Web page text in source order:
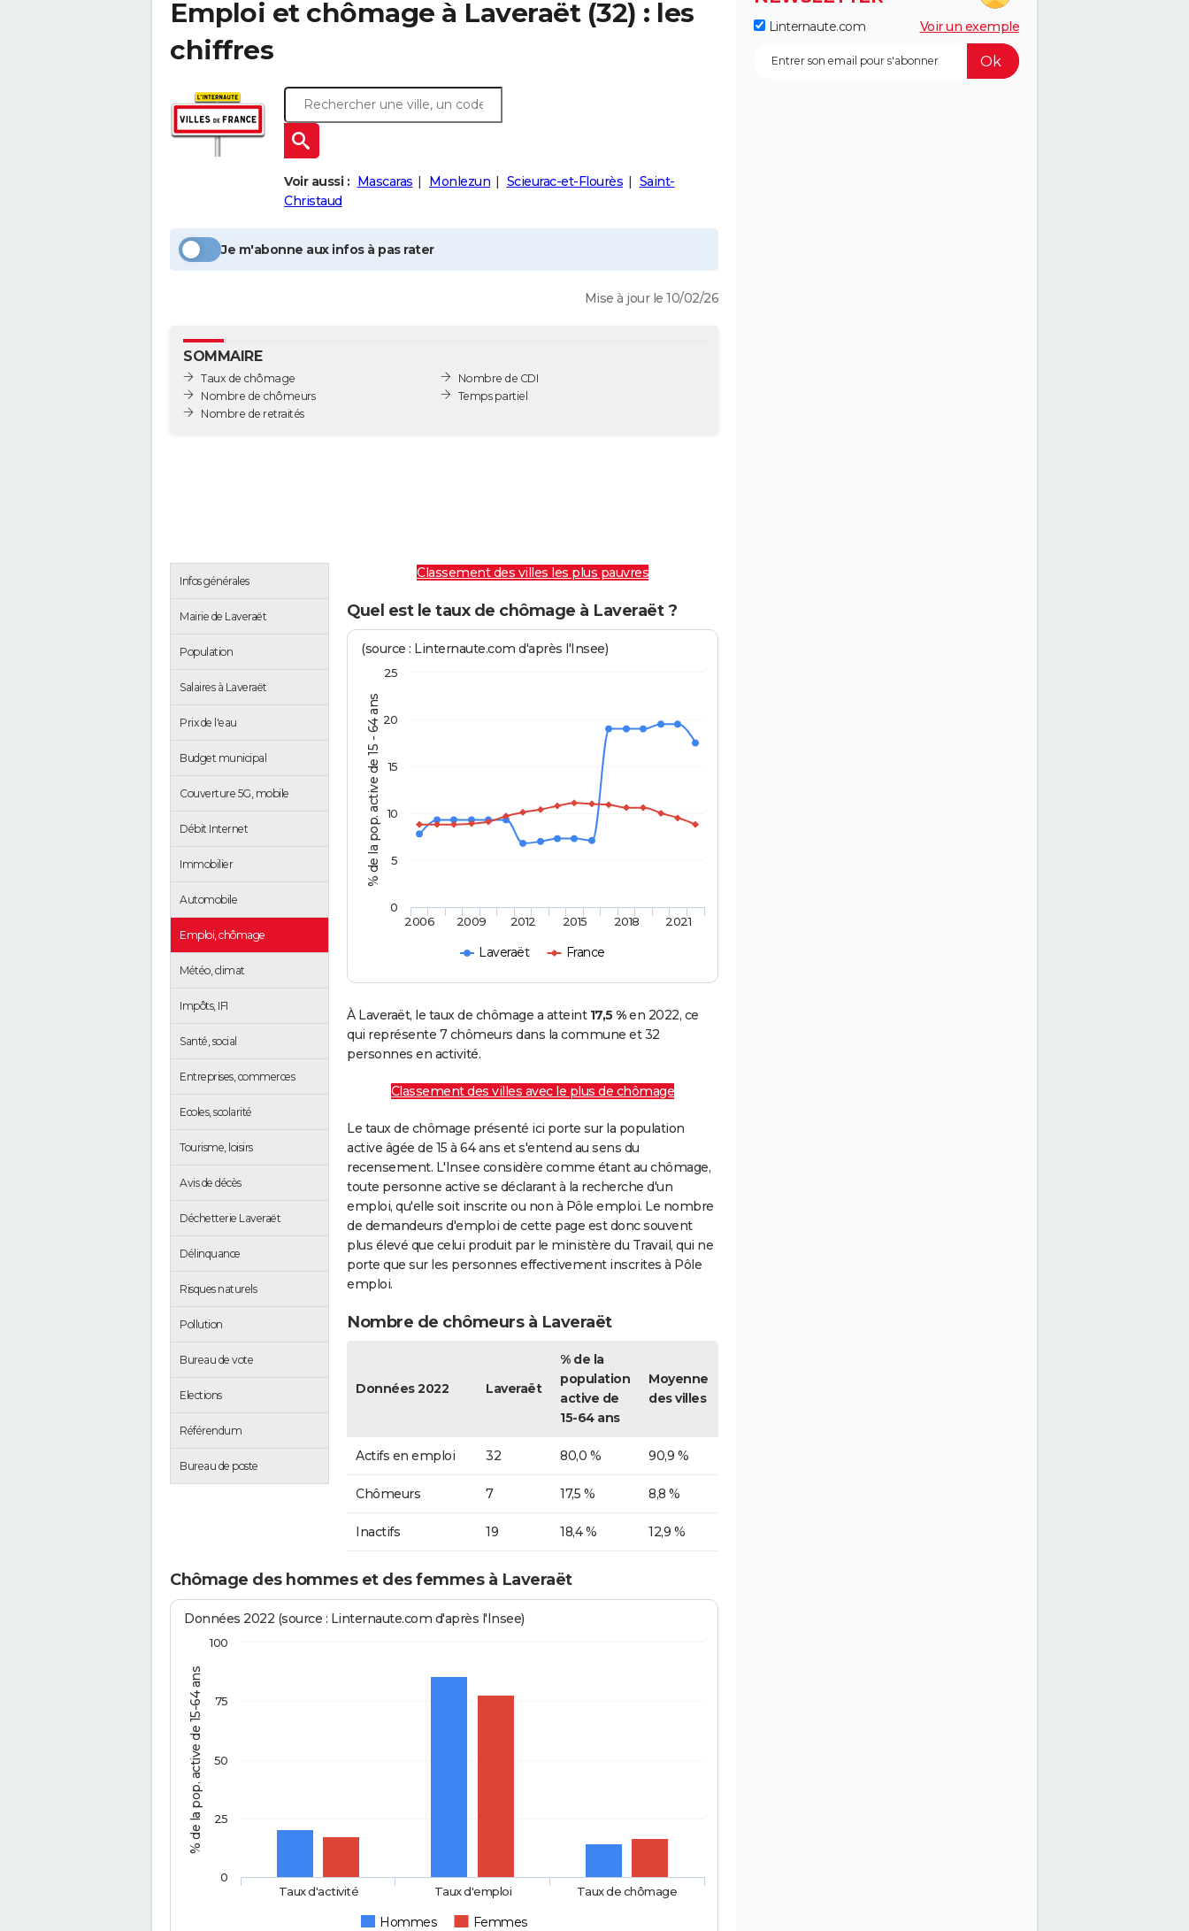
Emploi et chômage à Laveraët(32) : les
chiffres
Voir aussi : Mascaras Monlezun Scieurac-et-Flourès
Saint-
Christaud
Je m'abonne aux infos à pas rater
Mise à jour le 10/02/26
SOMMAIRE
Taux de chômage
Nombre de chômeurs
Nombre de retraités
Nombre de CDI
Temps partiel
Infos générales
Mairie de Laveraët
Population
Salaires à Laveraët
Prix de l'eau
Budget municipal
Couverture 5G, mobile
Débit Internet
Immobilier
Automobile
Emploi, chômage
Météo, climat
Impôts, IFI
Santé, social
Entreprises, commerces
Ecoles, scolarité
Tourisme, loisirs
Avis de décès
Déchetterie Laveraët
Délinquance
Risques naturels
Pollution
Bureau de vote
Elections
Référendum
Bureau de poste
Classement des villes les plus pauvres
Quel est le taux de chômage à Laveraët ?
% de la pop. active de 15 - 64 ans
(source : Linternaute.com d'après l'Insee)
Laveraët France
2006 2009 2012 2015 2018 2021
0
5
10
15
20
25
À Laveraët, le taux de chômage a atteint 17,5 %en 2022, ce
qui représente 7 chômeurs dans la commune et 32
personnes en activité.
Classement des villes avec le plus de chômage
Le taux de chômage présenté ici porte sur la population
active âgée de 15 à 64 ans et s'entend au sens du
recensement. L'Insee considère comme étant au chômage,
toute personne active se déclarant à la recherche d'un
emploi, qu'elle soit inscrite ou non à Pôle emploi. Le nombre
de demandeurs d'emploi de cette page est donc souvent
plus élevé que celui produit par le ministère du Travail, qui ne
porte que sur les personnes effectivement inscrites à Pôle
emploi.
Nombre de chômeurs à Laveraët
Données 2022 Laveraët
% de la
population
active de
15-64 ans
Moyenne
des villes
Actifs en emploi 32 80,0 % 90,9 %
Chômeurs 7 17,5 % 8,8 %
Inactifs 19 18,4 % 12,9 %
Chômage des hommes et des femmes à Laveraët
% de la pop. active de 15-64 ans
Données 2022 (source : Linternaute.com d'après l'Insee)
Hommes Femmes
Taux d'activité Taux d'emploi Taux de chômage
0
25
50
75
100
Linternaute.com Voir un exemple